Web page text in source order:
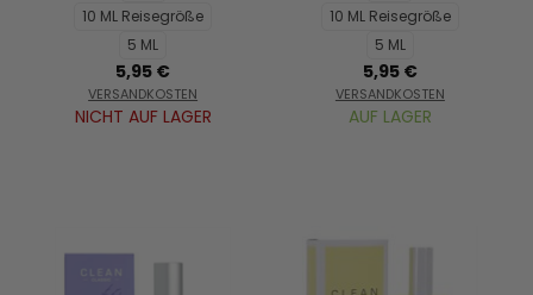
10 ML Reisegröße
5 ML
5,95 €
VERSANDKOSTEN
NICHT AUF LAGER
10 ML Reisegröße
5 ML
5,95 €
VERSANDKOSTEN
AUF LAGER